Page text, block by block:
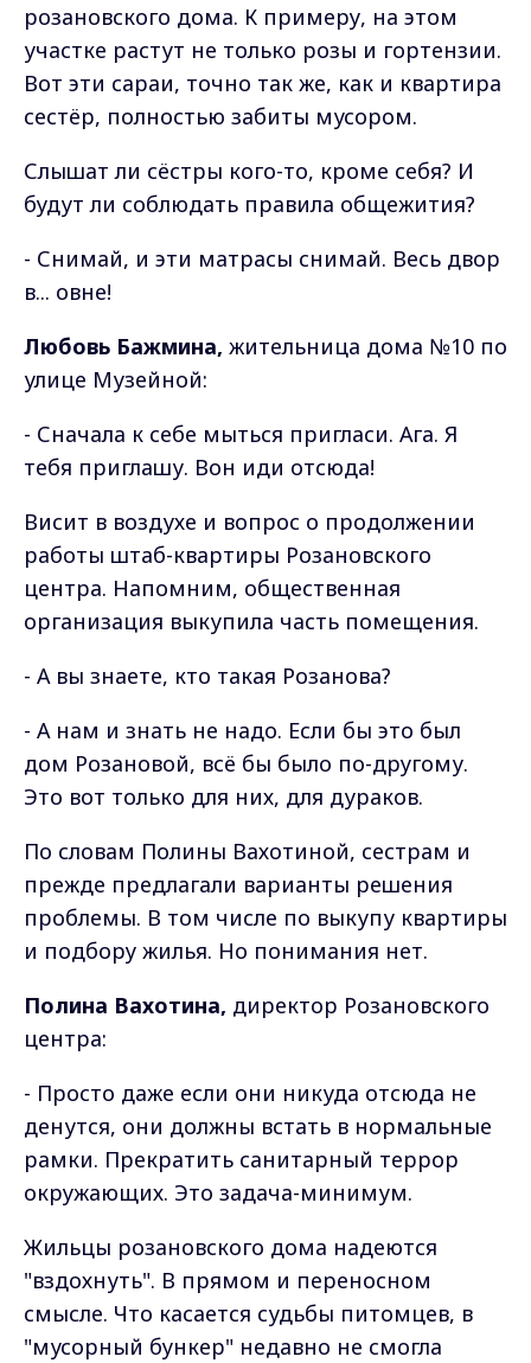
розановского дома. К примеру, на этом
участке растут не только розы и гортензии.
Вот эти сараи, точно так же, как и квартира
сестёр, полностью забиты мусором.
Слышат ли сёстры кого-то, кроме себя? И
будут ли соблюдать правила общежития?
- Снимай, и эти матрасы снимай. Весь двор
в... овне!
Любовь Бажмина, жительница дома №10 по
улице Музейной:
- Сначала к себе мыться пригласи. Ага. Я
тебя приглашу. Вон иди отсюда!
Висит в воздухе и вопрос о продолжении
работы штаб-квартиры Розановского
центра. Напомним, общественная
организация выкупила часть помещения.
- А вы знаете, кто такая Розанова?
- А нам и знать не надо. Если бы это был
дом Розановой, всё бы было по-другому.
Это вот только для них, для дураков.
По словам Полины Вахотиной, сестрам и
прежде предлагали варианты решения
проблемы. В том числе по выкупу квартиры
и подбору жилья. Но понимания нет.
Полина Вахотина, директор Розановского
центра:
- Просто даже если они никуда отсюда не
денутся, они должны встать в нормальные
рамки. Прекратить санитарный террор
окружающих. Это задача-минимум.
Жильцы розановского дома надеются
"вздохнуть". В прямом и переносном
смысле. Что касается судьбы питомцев, в
"мусорный бункер" недавно не смогла